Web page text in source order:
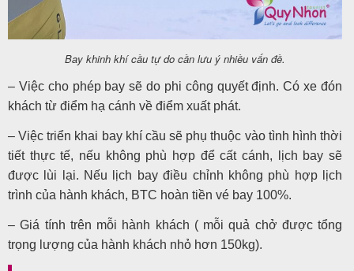
Bay khinh khí cầu tự do cần lưu ý nhiều vấn đề.
– Việc cho phép bay sẽ do phi công quyết định. Có xe đón
khách từ điểm hạ cánh về điểm xuất phát.
– Việc triển khai bay khí cầu sẽ phụ thuộc vào tình hình thời
tiết thực tế, nếu không phù hợp để cất cánh, lịch bay sẽ
được lùi lại. Nếu lịch bay điều chỉnh không phù hợp lịch
trình của hành khách, BTC hoàn tiền vé bay 100%.
– Giá tính trên mỗi hành khách ( mỗi quả chở được tổng
trọng lượng của hành khách nhỏ hơn 150kg).